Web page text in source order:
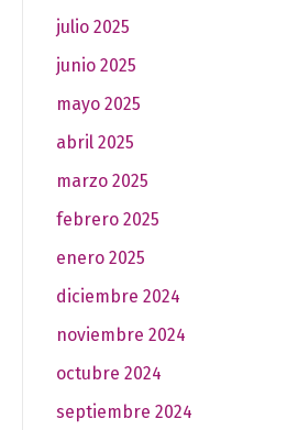
julio 2025
junio 2025
mayo 2025
abril 2025
marzo 2025
febrero 2025
enero 2025
diciembre 2024
noviembre 2024
octubre 2024
septiembre 2024